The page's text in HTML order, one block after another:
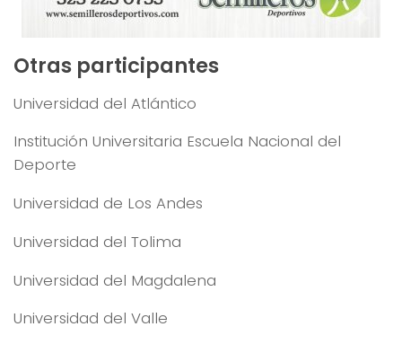
Otras participantes
Universidad del Atlántico
Institución Universitaria Escuela Nacional del
Deporte
Universidad de Los Andes
Universidad del Tolima
Universidad del Magdalena
Universidad del Valle